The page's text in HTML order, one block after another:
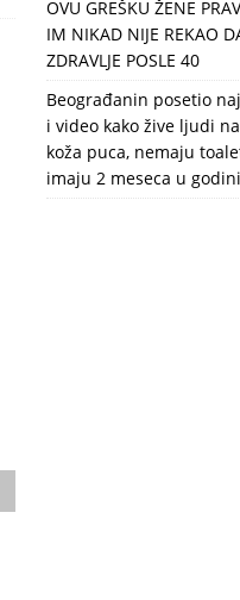
OVU GREŠKU ŽENE
IM NIKAD NIJE REKAO
ZDRAVLJE POSLE 40
Beograđanin posetio
i video kako žive ljudi
koža puca, nemaju
imaju 2 meseca u godini